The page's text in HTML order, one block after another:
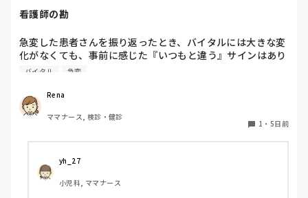
やすいため
看護師の勘
急変した患者さんを振り返ったとき、バイタルには大きな変
化がなくても、事前に感じた『いつもと違う』サインはあり
ましたか？表情、会話、食事量など、実際の経験、看護師だ
バイタル 急変
Rena
ママナース, 検診・健診
1 ・ 5日前
yh_27
小児科, ママナース